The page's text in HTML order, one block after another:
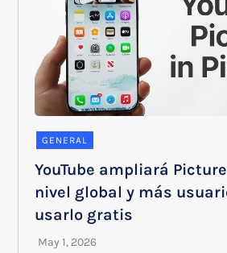
GENERAL
YouTube ampliará
nivel global y más
usarlo gratis